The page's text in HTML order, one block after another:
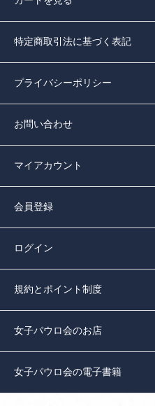
特定商取引法に基づく表記
プライバシーポリシー
お問い合わせ
マイアカウント
会員登録
ログイン
規約とポイント制度
女子パウロ会のお店
女子パウロ会の電子書籍